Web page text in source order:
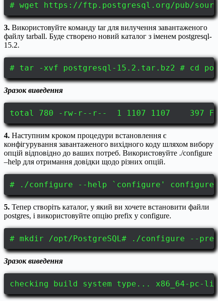
# wget https://ftp.postgresql.org/pub/
3. Використовуйте команду tar для вилучення завантаженого
файлу tarball. Буде створено новий каталог з іменем postgresql-
15.2.
# tar -xvf postgresql-15.2.tar.bz2 # cd
Зразок виведення
total 780 -rw-r--r-- 1 1107 1107 397 Feb
4. Наступним кроком процедури встановлення є
конфігурування завантаженого вихідного коду шляхом вибору
опцій відповідно до ваших потреб. Використовуйте ./configure
–help для отримання довідки щодо різних опцій.
# ./configure --help `configure'
5. Тепер створіть каталог, у який ви хочете встановити файли
postgres, і використовуйте опцію prefix у configure.
# mkdir /opt/PostgreSQL# ./configure --
Зразок виведення
checking build system type... x86_64-pc-